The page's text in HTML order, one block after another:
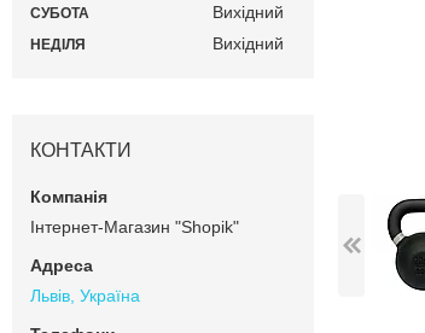
СУБОТА Вихідний
НЕДІЛЯ Вихідний
КОНТАКТИ
Інтернет-Магазин "Shopik"
Львів, Україна